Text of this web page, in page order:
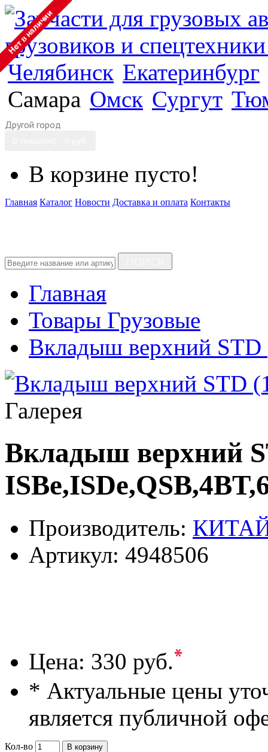
Челябинск Екатеринбург
Самара Омск Сургут
Другой город
В корзине пусто!
Главная Каталог Новости Доставка и оплата Контакты
Главная
Товары Грузовые
Вкладыш верхний
Галерея
Вкладыш верхний
Производитель:
Артикул: 4948506
Цена: 330 руб.*
* Актуальные цены
является публичной
Кол-во
В корзину